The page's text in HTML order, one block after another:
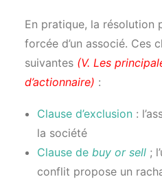
En pratique, la résolution
forcée d’un associé. Ces
suivantes (V. Les
d’actionnaire) :
Clause d’exclusion :
la société
Clause de buy or sell ;
conflit propose un